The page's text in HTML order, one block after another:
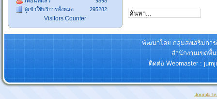
ผู้เข้าใช้บริการทั้งหมด
295282
Visitors Counter
พัฒนาโดย กลุ่มสงเสริมกา
สำนักงานเขตพื้
ติดต่อ Webmaster :
Joomla